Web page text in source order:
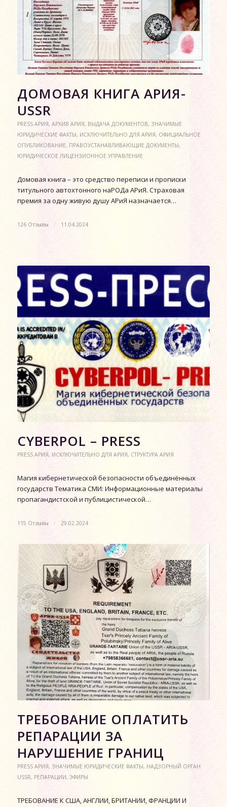
ДОМОВАЯ КНИГА АРИЯ-
USSR
PRESS АРИЯ, АРХИВ АРИЯ,ВЫДАЧА ДОКУМЕНТОВ,ЗНАЧИМЫЕ
ЮРИДИЧЕСКИЕ ФАКТЫ,ИСКЛЮЧИТЕЛЬНО ДЛЯ АРИЯ,ОФИЦИАЛЬНОЕ
ОПУБЛИКОВАНИЕ,ПРАВОУСТАНАВЛИВАЮЩИЕ ДОКУМЕНТЫ,
ЮРИДИЧЕСКОЕ ЛИЦЕНЗИОННОЕ УПРАВЛЕНИЕ
Домовая книга – это средство переписи и прописки
титульного автохтонного наРОДа АРиЯ. Страховая
премия за одну живую душу АРиЯ назначается…
126 Отзывы / 11.04.2024
CYBERPOL – PRESS
PRESS АРИЯ, ИСКЛЮЧИТЕЛЬНО ДЛЯ АРИЯ,СТРУКТУРА АРИЯ
Магия кибернетической безопасности объединённых
государств Тематика СМИ: Информационные материалы
пропагандистской и публицистической…
115 Отзывы / 29.02.2024
ТРЕБОВАНИЕ ОПЛАТИТЬ
РЕПАРАЦИИ ЗА
НАРУШЕНИЕ ГРАНИЦ
PRESS АРИЯ,ЗНАЧИМЫЕ ЮРИДИЧЕСКИЕ ФАКТЫ,НАДЗОРНЫЙ ОРГАН
USSR,РЕПАРАЦИИ,ЭФИРЫ
ТРЕБОВАНИЕ К США, АНГЛИИ, БРИТАНИИ, ФРАНЦИИ И